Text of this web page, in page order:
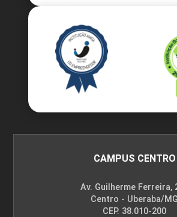
CAMPUS CENTRO
Av. Guilherme Ferreira,
Centro - Uberaba/MG
CEP. 38.010-200